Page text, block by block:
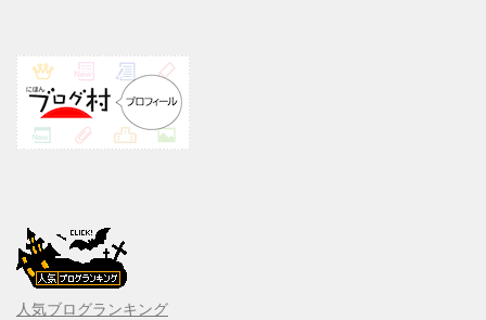
人気ブログランキング